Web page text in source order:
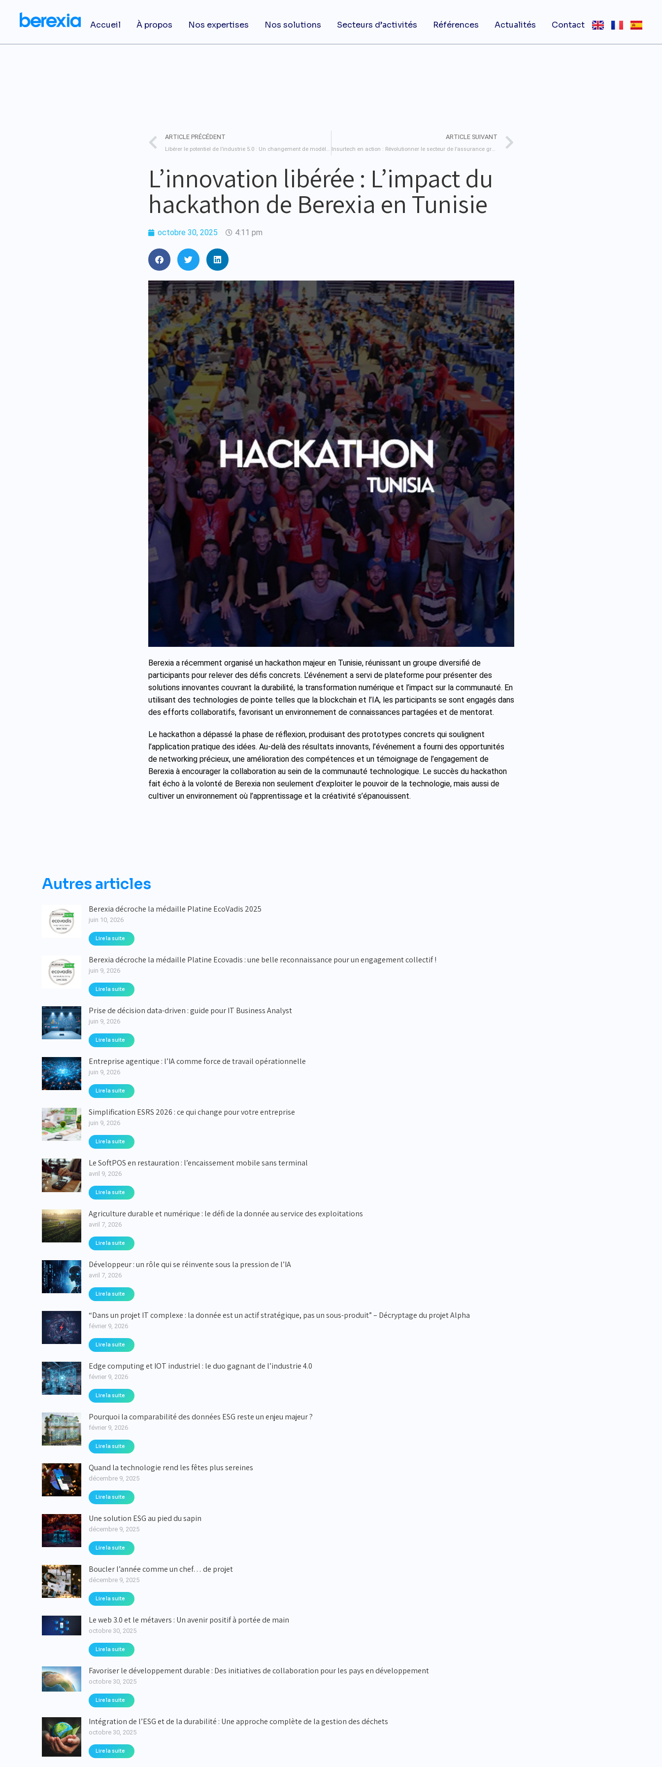
Accueil À propos Nos expertises Nos solutions Secteurs d’activités Références Actualités Contact
ARTICLE PRÉCÉDENT
Libérer le potentiel de l’industrie 5.0 : Un changement de modèle dans les ports, les aéroports, le pétrole et le gaz
ARTICLE SUIVANT
Insurtech en action : Révolutionner le secteur de l’assurance grâce aux innovations FinTech
L’innovation libérée : L’impact du
hackathon de Berexia en Tunisie
octobre 30, 2025 4:11 pm
Berexia a récemment organisé un hackathon majeur en Tunisie, réunissant un groupe diversifié de
participants pour relever des défis concrets. L’événement a servi de plateforme pour présenter des
solutions innovantes couvrant la durabilité, la transformation numérique et l’impact sur la communauté. En
utilisant des technologies de pointe telles que la blockchain et l’IA, les participants se sont engagés dans
des efforts collaboratifs, favorisant un environnement de connaissances partagées et de mentorat.
Le hackathon a dépassé la phase de réflexion, produisant des prototypes concrets qui soulignent
l’application pratique des idées. Au-delà des résultats innovants, l’événement a fourni des opportunités
de networking précieux, une amélioration des compétences et un témoignage de l’engagement de
Berexia à encourager la collaboration au sein de la communauté technologique. Le succès du hackathon
fait écho à la volonté de Berexia non seulement d’exploiter le pouvoir de la technologie, mais aussi de
cultiver un environnement où l’apprentissage et la créativité s’épanouissent.
Autres articles
Berexia décroche la médaille Platine EcoVadis 2025
juin 10, 2026
Lire la suite
Berexia décroche la médaille Platine Ecovadis : une belle reconnaissance pour un engagement collectif !
juin 9, 2026
Lire la suite
Prise de décision data-driven : guide pour IT Business Analyst
juin 9, 2026
Lire la suite
Entreprise agentique : l’IA comme force de travail opérationnelle
juin 9, 2026
Lire la suite
Simplification ESRS 2026 : ce qui change pour votre entreprise
juin 9, 2026
Lire la suite
Le SoftPOS en restauration : l’encaissement mobile sans terminal
avril 9, 2026
Lire la suite
Agriculture durable et numérique : le défi de la donnée au service des exploitations
avril 7, 2026
Lire la suite
Développeur : un rôle qui se réinvente sous la pression de l’IA
avril 7, 2026
Lire la suite
“Dans un projet IT complexe : la donnée est un actif stratégique, pas un sous-produit” – Décryptage du projet Alpha
février 9, 2026
Lire la suite
Edge computing et IOT industriel : le duo gagnant de l’industrie 4.0
février 9, 2026
Lire la suite
Pourquoi la comparabilité des données ESG reste un enjeu majeur ?
février 9, 2026
Lire la suite
Quand la technologie rend les fêtes plus sereines
décembre 9, 2025
Lire la suite
Une solution ESG au pied du sapin
décembre 9, 2025
Lire la suite
Boucler l’année comme un chef… de projet
décembre 9, 2025
Lire la suite
Le web 3.0 et le métavers : Un avenir positif à portée de main
octobre 30, 2025
Lire la suite
Favoriser le développement durable : Des initiatives de collaboration pour les pays en développement
octobre 30, 2025
Lire la suite
Intégration de l’ESG et de la durabilité : Une approche complète de la gestion des déchets
octobre 30, 2025
Lire la suite